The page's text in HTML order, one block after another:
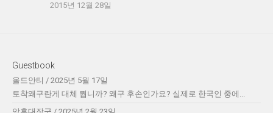
2015년 12월 28일
Guestbook
올드안티 / 2025년 5월 17일
토착왜구란게 대체 뭡니까? 왜구 후손인가요? 실제로 한국인 중에...